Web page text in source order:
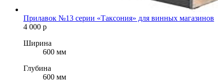
Прилавок №13 серии «Таксония» для винных магазинов
4 000 р
Ширина
600 мм
Глубина
600 мм